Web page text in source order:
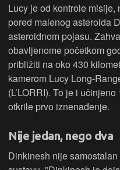
Lucy je od kontrole
pored malenog asteroida
asteroidnom pojasu.
obavljenome početkom
približiti na oko 430
kamerom Lucy Long-
(L’LORRI). To je i
otkrile prvo iznenađenje.
Nije jedan, nego dva
Dinkinesh nije